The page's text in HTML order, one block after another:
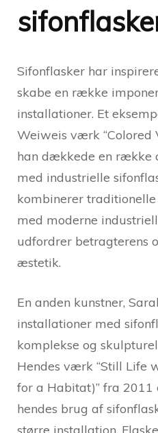
Sifonflasker har
skabe en række
installationer. Et
Weiweis værk “Colored
han dækkede en række
med industrielle
kombinerer
med moderne
udfordrer betragterens
æstetik.
En anden kunstner,
installationer med
komplekse og
Hendes værk “Still Life
for a Habitat)” fra 2011
hendes brug af